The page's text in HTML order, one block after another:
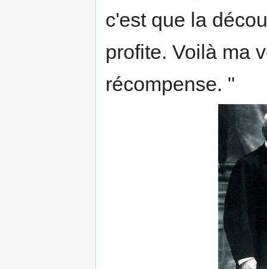
c'est que la
profite. Voilà ma
récompense. "